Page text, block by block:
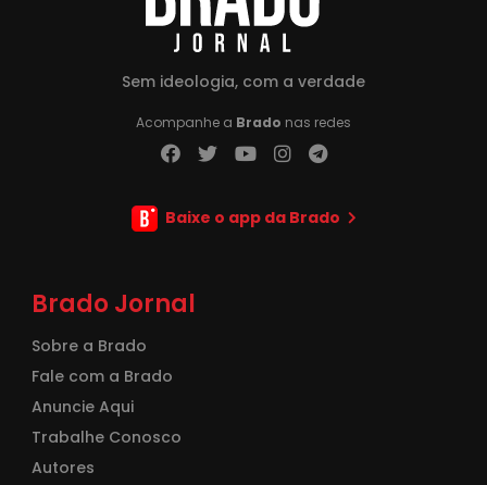
Sem ideologia, com a verdade
Acompanhe a Brado nas redes
Baixe o app da Brado
Brado Jornal
Sobre a Brado
Fale com a Brado
Anuncie Aqui
Trabalhe Conosco
Autores